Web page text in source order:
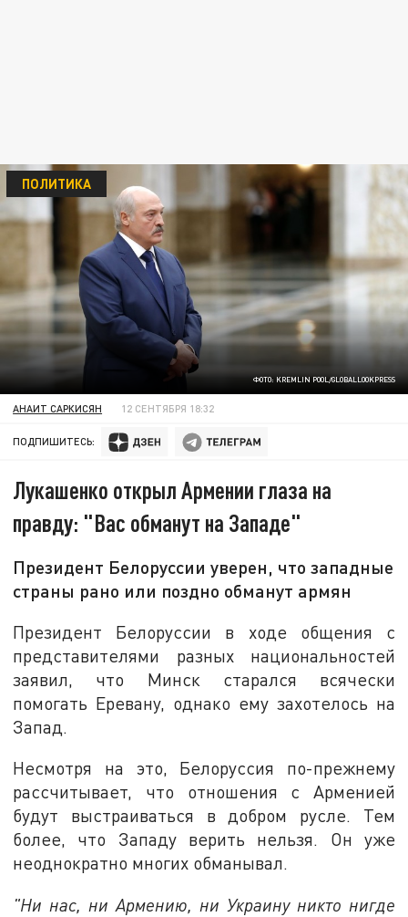
ФОТО: KREMLIN POOL/GLOBALLOOKPRESS
ПОЛИТИКА
АНАИТ САРКИСЯН 12 СЕНТЯБРЯ 18:32
ПОДПИШИТЕСЬ:
Лукашенко открыл Армении глаза на
правду: "Вас обманут на Западе"
Президент Белоруссии уверен, что западные
страны рано или поздно обманут армян
Президент Белоруссии в ходе общения с
представителями разных национальностей
заявил, что Минск старался всячески
помогать Еревану, однако ему захотелось на
Запад.
Несмотря на это, Белоруссия по-прежнему
рассчитывает, что отношения с Арменией
будут выстраиваться в добром русле. Тем
более, что Западу верить нельзя. Он уже
неоднократно многих обманывал.
"Ни нас, ни Армению, ни Украину никто нигде